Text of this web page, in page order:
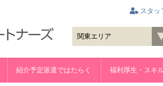
スタッ
紹介予定派遣ではたらく 福利厚生・スキ